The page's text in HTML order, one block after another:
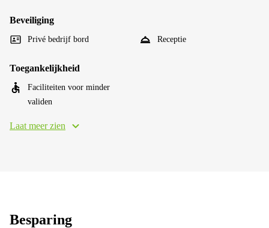
Beveiliging
Privé bedrijf bord Receptie
Toegankelijkheid
Faciliteiten voor minder
validen
Laat meer zien
Besparing